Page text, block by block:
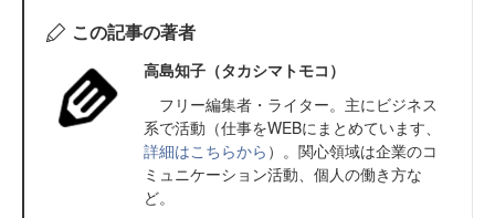
この記事の著者
高島知子（タカシマトモコ）
フリー編集者・ライター。主にビジネス
系で活動（仕事をWEBにまとめています、
詳細はこちらから ）。関心領域は企業のコ
ミュニケーション活動、個人の働き方な
ど。